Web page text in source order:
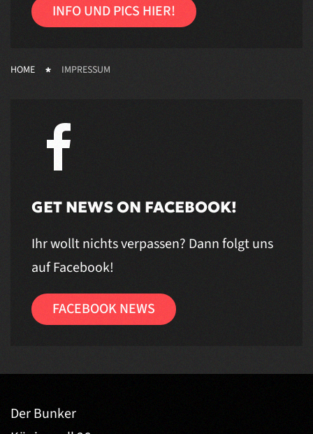
INFO UND PICS HIER!
HOME IMPRESSUM
GET NEWS ON FACEBOOK!
Ihr wollt nichts verpassen? Dann folgt uns
auf Facebook!
FACEBOOK NEWS
Der Bunker